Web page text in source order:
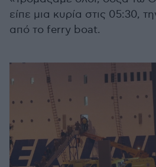
είπε μια κυρία στις 05:30,
από το ferry boat.